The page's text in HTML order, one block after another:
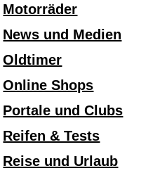
Motorräder
News und Medien
Oldtimer
Online Shops
Portale und Clubs
Reifen & Tests
Reise und Urlaub